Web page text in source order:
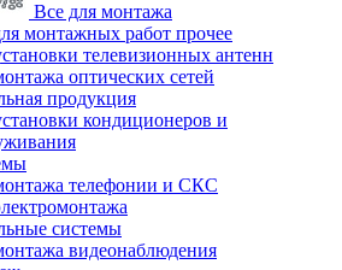
Все для монтажа
монтажных работ прочее
телевизионных антенн
оптических сетей
продукция
кондиционеров и
телефонии и СКС
системы
видеонаблюдения